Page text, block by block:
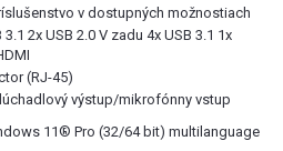
v dostupných možnostiach
2x USB 2.0 V zadu 4x USB 3.1 1x
(RJ-45)
výstup/mikrofónny vstup
11® Pro (32/64 bit) multilanguage